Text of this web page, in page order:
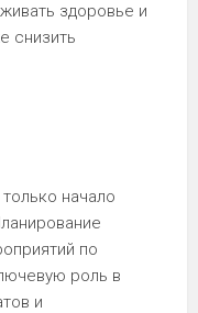
здоровье и
снизить
начало
по
роль в
и